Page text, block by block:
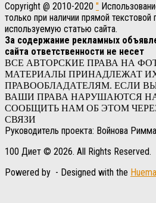
Copyright @ 2010-2020 "
только при наличии прямой текстовой
используемую статью сайта.
За содержание рекламных
сайта ответственности не несет
ВСЕ АВТОРСКИЕ ПРАВА НА
МАТЕРИАЛЫ ПРИНАДЛЕЖАТ
ПРАВООБЛАДАТЕЛЯМ. ЕСЛИ
ВАШИ ПРАВА НАРУШАЮТСЯ
СООБЩИТЬ НАМ ОБ ЭТОМ
СВЯЗИ
Руководитель проекта: Войнова
100 Диет © 2026. All Rights Reserved.
Powered by - Designed with the